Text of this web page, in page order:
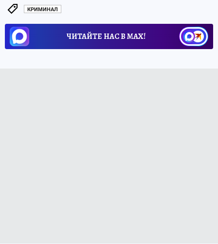
КРИМИНАЛ
ЧИТАЙТЕ НАС В МАХ!